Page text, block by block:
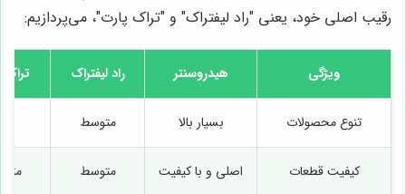
رقیب اصلی خود، یعنی "راد لیفتراک" و "تراک پارت"، می‌پردازیم:
ویژگی هیدروسنتر راد لیفتراک تراک
تنوع محصولات بسیار بالا متوسط
کیفیت قطعات اصلی و با کیفیت متوسط